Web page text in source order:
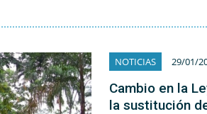
NOTICIAS 29/01/
Cambio en la
la sustitución